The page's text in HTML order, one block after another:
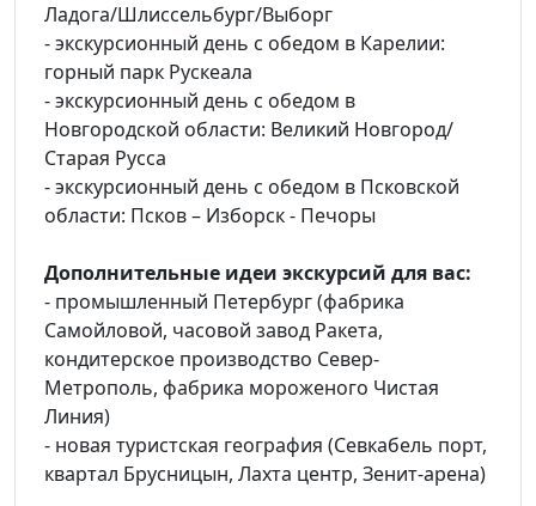
Ладога/Шлиссельбург/Выборг
- экскурсионный день с обедом в Карелии:
горный парк Рускеала
- экскурсионный день с обедом в
Новгородской области: Великий Новгород/
Старая Русса
- экскурсионный день с обедом в Псковской
области: Псков – Изборск - Печоры
Дополнительные идеи экскурсий для вас:
- промышленный Петербург (фабрика
Самойловой, часовой завод Ракета,
кондитерское производство Север-
Метрополь, фабрика мороженого Чистая
Линия)
- новая туристская география (Севкабель порт,
квартал Брусницын, Лахта центр, Зенит-арена)